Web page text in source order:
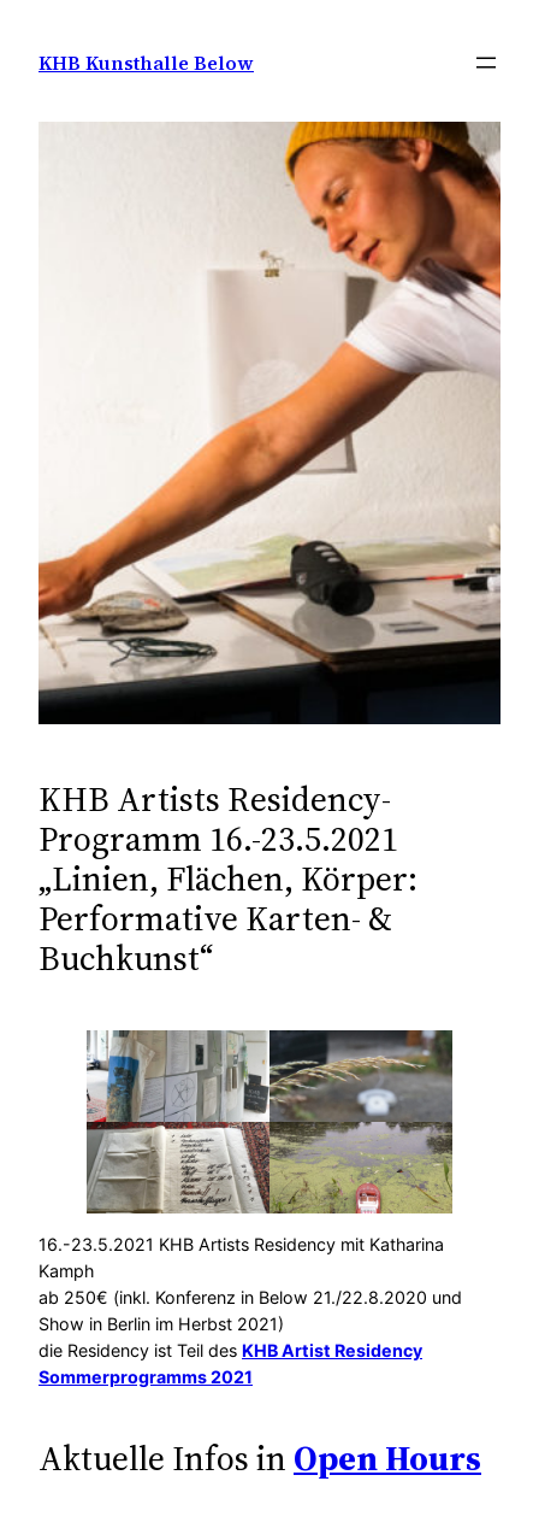
springen
KHB Kunsthalle Below
KHB Artists Residency-
Programm 16.-23.5.2021
„Linien, Flächen, Körper:
Performative Karten- &
Buchkunst“
16.-23.5.2021 KHB Artists Residency mit Katharina
Kamph
ab 250€ (inkl. Konferenz in Below 21./22.8.2020 und
Show in Berlin im Herbst 2021)
die Residency ist Teil des KHB Artist Residency
Sommerprogramms 2021
Aktuelle Infos in Open Hours